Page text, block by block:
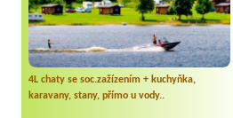
4L chaty se soc.zažízením + kuchyňka,
karavany, stany, přímo u vody..